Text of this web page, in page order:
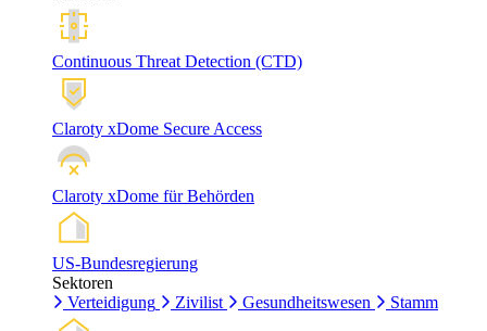
Continuous Threat Detection (CTD)
Claroty xDome Secure Access
Claroty xDome für Behörden
US-Bundesregierung
Sektoren
Verteidigung
Zivilist Gesundheitswesen Stamm